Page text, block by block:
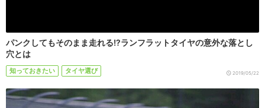
パンクしてもそのまま走れる!?ランフラットタイヤの意外な落とし
穴とは
知っておきたい タイヤ選び 2019/05/22